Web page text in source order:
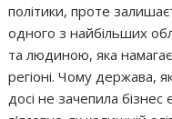
політики, проте
одного з найбільших
та людиною, яка
регіоні. Чому держава,
досі не зачепила бізнес